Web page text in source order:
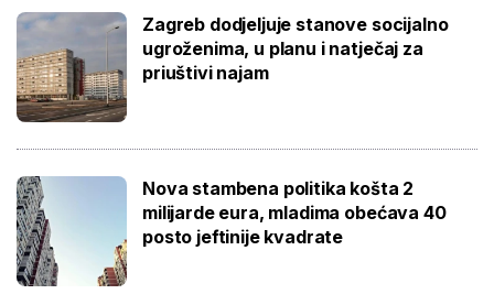
Zagreb dodjeljuje stanove socijalno
ugroženima, u planu i natječaj za
priuštivi najam
Nova stambena politika košta 2
milijarde eura, mladima obećava 40
posto jeftinije kvadrate